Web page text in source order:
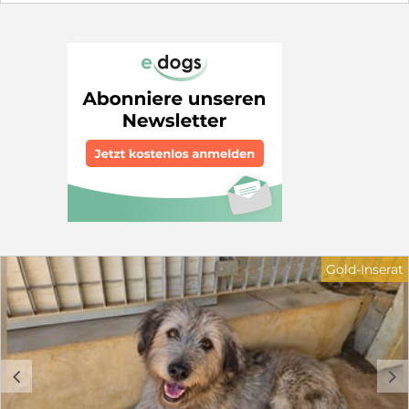
es schwer, sich im Rudel durchzusetzen. Sie liegt nur
Zuhause in ruhiger Wohnlage. Sie sollten über
Hundeerfahrung verfügen. Kinder sollten 12 Jahre oder
älter sein. Schön wäre ein sozialer Hundekumpel, der ihr
zeigt, wie schön das Leben sein kann. Wer hilft
Castagna und schenkt ihr ein Körbchen, sei es für
immer oder auf Zeit in Form von einer Pflegestelle. Sie
braucht dringend unsere Hilfe. Haben Sie Fragen zu
Castagna? Dann freue ich mich über ihre
Kontaktaufnahme: Petra Niebuhr 0171 1246032 Email:
petra.niebuhr@furbys-fellfreunde.de Alle Hunde sind
registrierten Transport. Die Hunde reisen mit Traces.
c d
Gold-Inserat